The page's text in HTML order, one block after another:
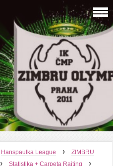
Hanspaulka League ›
ZIMBRU
› Statistika + Carpeta Raiting ›